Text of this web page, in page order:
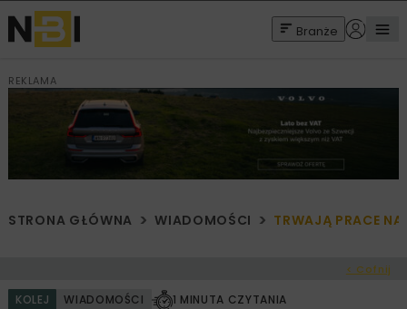
Branże
REKLAMA
STRONA GŁÓWNA WIADOMOŚCI TRWAJĄ PRACE
< Cofnij
KOLEJ WIADOMOŚCI 1 MINUTA CZYTANIA